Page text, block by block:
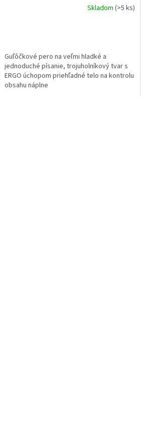
Skladom (>5 ks)
Guľôčkové pero na veľmi hladké a
jednoduché písanie, trojuholníkový tvar s
ERGO úchopom priehľadné telo na kontrolu
obsahu náplne